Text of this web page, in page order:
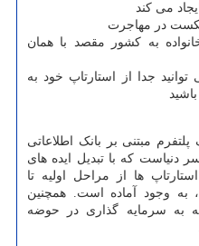
می کند
در مهاجرت
به کشور مقصد با همان
جدا از استارتاپ خود به
پلتفرم مبتنی بر بانک اطلاعاتی
دنیاست که با تبدیل ایده های
ها از مراحل اولیه تا
به وجود آماده است. همچنین
به سرمایه گذاری در حوضه